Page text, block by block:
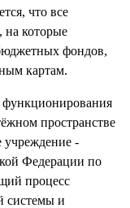
что все
на которые
фондов,
картам.
функционирования
пространстве
учреждение -
Федерации по
процесс
системы и